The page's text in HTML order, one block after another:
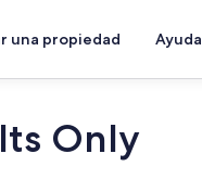
una propiedad Ayuda
Only